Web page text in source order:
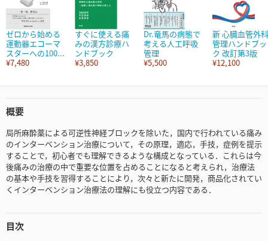
ゼロから始める
運動器エコーマ
スターへの100...
¥7,480
すぐに使える痛
みの漢方診療ハ
ンドブック
¥3,850
Dr.竜馬の病態で
考える人工呼吸
管理
¥5,500
新 心臓血管外科
管理ハンドブッ
ク 改訂第3版
¥12,100
概要
局所麻酔薬による可逆性神経ブロックを除いた，国内で行われている痛み
のインターベンション治療について，その原理，適応，手技，症例を提示
することで，初心者でも理解できるような構成となっている．これらは今
後痛みの治療の中で重要な位置を占めることになると考えられ，治療法
の基本や手技を習得することにより，次々と新たに開発，商品化されてい
くインターベンション治療法の理解にも役立つ内容である．
目次